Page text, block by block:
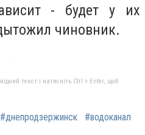
- будет у их
чиновник.
текст і натисніть Ctrl + Enter, щоб
#днепродзержинск
#водоканал